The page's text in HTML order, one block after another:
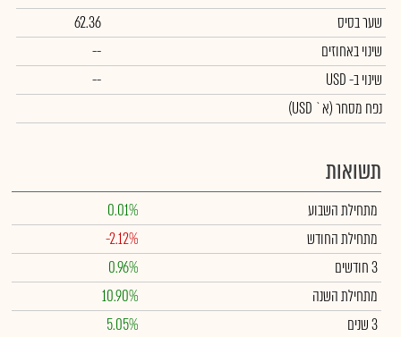
שער בסיס
62.36
שינוי באחוזים
--
שינויב- USD
--
נפח מסחר(א` USD)
תשואות
מתחילת השבוע
0.01%
מתחילת החודש
-2.12%
3 חודשים
0.96%
מתחילת השנה
10.90%
3 שנים
5.05%